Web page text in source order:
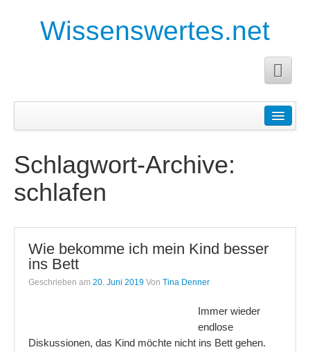
Wissenswertes.net
Anforderungen an die Facharbeit
Anleitung für eine Buchanalyse
Planung für Erzieher
Planung und Durchführung eines Projektes
Schlagwort-Archive:
schlafen
Wie bekomme ich mein Kind besser
ins Bett
Geschrieben am 20. Juni 2019 Von Tina Denner
Immer wieder
endlose
Diskussionen, das Kind möchte nicht ins Bett gehen.